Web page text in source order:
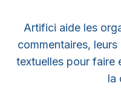
Artifici aide les
commentaires,
textuelles pour faire
la